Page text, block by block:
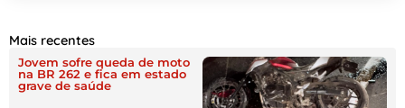
Mais recentes
Jovem sofre queda de moto
na BR 262 e fica em estado
grave de saúde